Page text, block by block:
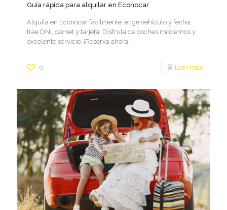
Guía rápida para alquilar en Econocar
Alquila en Econocar fácilmente: elige vehículo y fecha,
trae DNI, carnet y tarjeta. Disfruta de coches modernos y
excelente servicio. ¡Reserva ahora!
0 Leer más